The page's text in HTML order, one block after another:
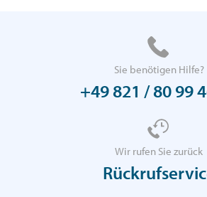
Sie benötigen Hilfe?
+49 821 / 80 99
Wir rufen Sie zurück